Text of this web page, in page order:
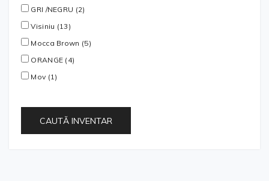
GRI /NEGRU (2)
Visiniu (13)
Mocca Brown (5)
ORANGE (4)
Mov (1)
CAUTĂ INVENTAR